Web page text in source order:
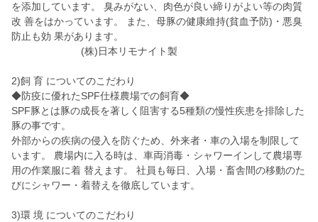
を添加しています。 臭みがない、肉色が良い締りがよい等の肉質
改 善をはかっています。 また、母豚の健康維持(貧血予防)・悪臭
防止も効 果があります。
(株)日本リモナイト製
2)飼 育 についてのこだわり
◆防疫に優れたSPF仕様農場での飼育◆
SPF豚とは豚の成長を著しく阻害する5種類の慢性疾患を排除した
豚の事です。
外部からの疾病の侵入を防ぐため、外来者・車の入場を制限して
います。 農場内に入る時は、車両消毒・シャワーインして農場専
用の作業服に着 替えます。 社員も毎日、入場・畜舎間の移動のた
びにシャワー・着替えを徹底しています。
3)環 境 についてのこだわり